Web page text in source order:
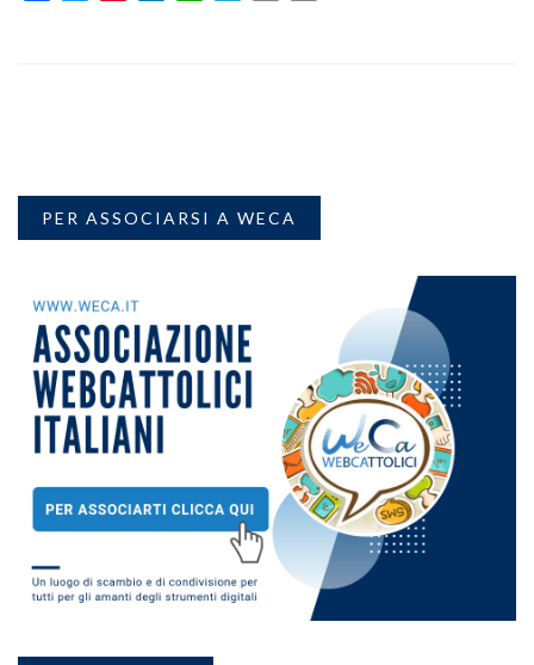
PER ASSOCIARSI A WECA